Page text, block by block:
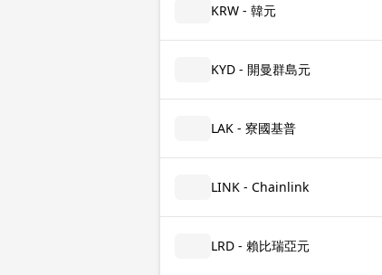
KRW - 韓元
KYD - 開曼群島元
LAK - 寮國基普
LINK - Chainlink
LRD - 賴比瑞亞元